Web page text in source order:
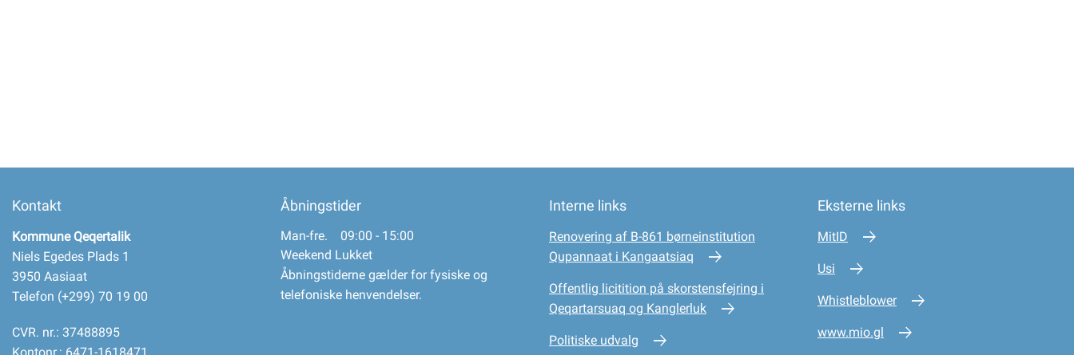
Kontakt
Kommune Qeqertalik
Niels Egedes Plads 1
3950 Aasiaat
Telefon (+299) 70 19 00
CVR. nr.: 37488895
Åbningstider
Man-fre. 09:00 - 15:00
Weekend Lukket
Åbningstiderne gælder for fysiske og
telefoniske henvendelser.
Interne links
Renovering af B-861 børneinstitution
Qupannaat i Kangaatsiaq
Offentlig licitition på skorstensfejring i
Qeqartarsuaq og Kanglerluk
Politiske udvalg
Eksterne links
MitID
Usi
Whistleblower
www.mio.gl